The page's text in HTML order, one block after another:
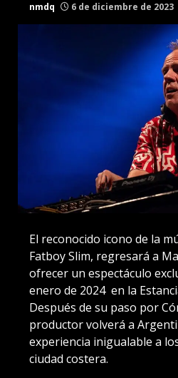
nmdq 6 de diciembre de 2023
El reconocido icono de la
Fatboy Slim, regresará a
ofrecer un espectáculo
enero de 2024 en la
Después de su paso por
productor volverá a
experiencia inigualable a
ciudad costera.